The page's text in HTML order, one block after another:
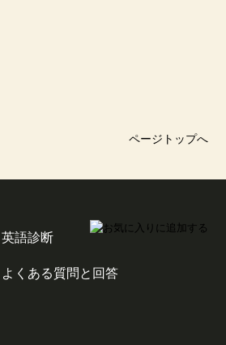
ページトップへ
英語診断
よくある質問と回答